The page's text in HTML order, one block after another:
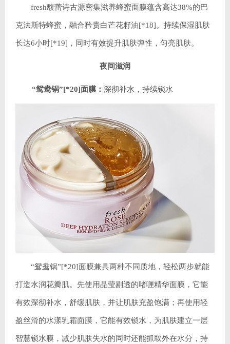
fresh馥蕾诗古源密集滋养蜂蜜面膜蕴含高达38%的巴
克法斯特蜂蜜，融合矜贵白芒花籽油[*18]。持续保湿肌肤
长达6小时[*19]，同时有效提升肌肤弹性，匀亮肌肤。
夜间滋润
“鸳鸯锅”[*20]面膜： 深彻补水，持续锁水
“鸳鸯锅”[*20]面膜兼具两种不同质地，轻松两步就能
打造水润花瓣肌。先使用晶莹剔透的啫喱精华面膜，它能
有效深彻补水，舒缓肌肤，并让肌肤充盈饱满；再使用轻
盈丝滑的水漾乳霜面膜，它能有效锁水，为肌肤建立一层
智慧锁水膜，减少肌肤失水的同时还能抓取外在水分，持